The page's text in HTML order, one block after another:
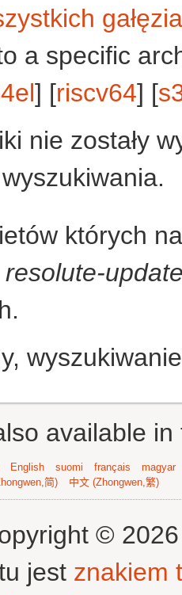
a specific
] [riscv64] [
nie zostały
których
resolute-
available
English suomi français
magyar
简) 中文 (Zhongwen,繁)
©
jest znakiem